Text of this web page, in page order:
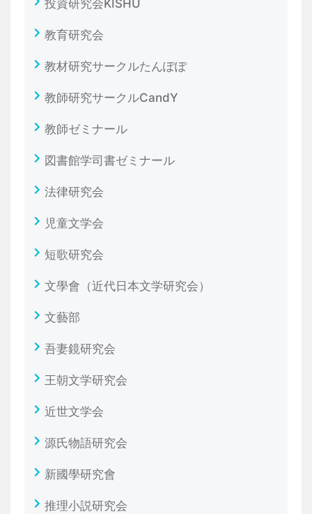
投資研究会KISHU
教育研究会
教材研究サークルたんぽぽ
教師研究サークルCandY
教師ゼミナール
図書館学司書ゼミナール
法律研究会
児童文学会
短歌研究会
文學會（近代日本文学研究会）
文藝部
吾妻鏡研究会
王朝文学研究会
近世文学会
源氏物語研究会
新國學研究會
推理小説研究会